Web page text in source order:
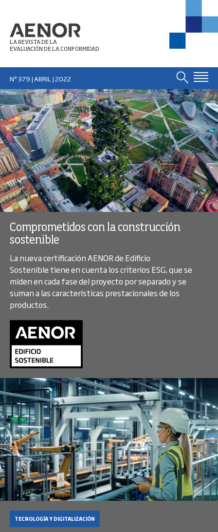
LA REVISTA DE LA
EVALUACIÓN DE LA CONFORMIDAD
Nº 379 | ABRIL| 2022
Comprometidos con la construcción
sostenible
La nueva certificación AENOR de Edificio
Sostenible tiene en cuenta los criterios ESG, que se
miden en cada fase del proyecto por separado y se
suman a las características prestacionales de los
productos.
TECNOLOGÍA Y DIGITALIZACIÓN